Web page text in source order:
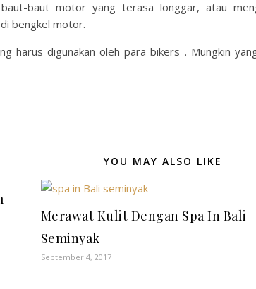
baut motor yang terasa longgar, atau
bengkel motor.
harus digunakan oleh para bikers . Mungkin
YOU MAY ALSO LIKE
Merawat Kulit Dengan Spa In Bali
Seminyak
September 4, 2017